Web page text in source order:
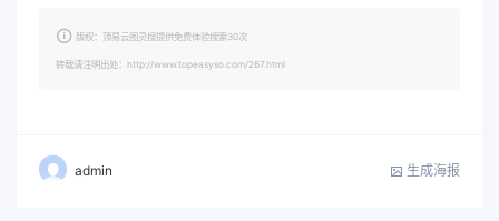
版权：顶易云图灵搜提供免费体验搜索30次
转载请注明出处：http://www.topeasyso.com/267.html
admin 生成海报